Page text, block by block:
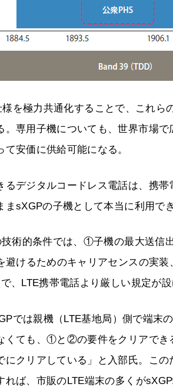
を極力共通化することで、これら
。専用子機についても、世界市場
安価に供給可能になる。
るデジタルコードレス電話は、携帯
まsXGPの子機として本当に利用で
術的条件では、①子機の最大送信
けるためのキャリアセンスの実
、LTE携帯電話より厳しい規定が設
では親機（LTE基地局）側で端末
くても、①と②の要件をクリアで
にクリアしている」と入部氏。こ
ば、市販のLTE端末の多くが